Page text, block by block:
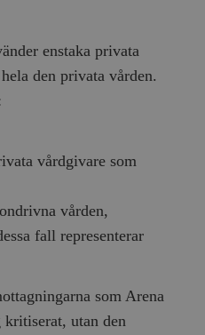
enstaka privata
den privata vården.
vårdgivare som
vården,
fall representerar
som Arena
utan den